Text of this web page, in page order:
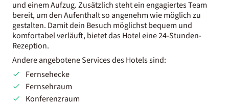
und einem Aufzug. Zusätzlich steht ein engagiertes Team
bereit, um den Aufenthalt so angenehm wie möglich zu
gestalten. Damit dein Besuch möglichst bequem und
komfortabel verläuft, bietet das Hotel eine 24-Stunden-
Rezeption.
Andere angebotene Services des Hotels sind:
Fernsehecke
Fernsehraum
Konferenzraum